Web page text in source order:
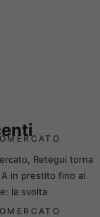
Retegui torna
A in prestito fino al
la svolta